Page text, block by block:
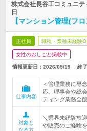
株式会社長谷工コミュニ
日
【マンション管理(フ
正社員 職種・業種未経験
女性のおしごと掲載中
情報更新日：2026/05/19 終
仕事内容
＜管理業務に専
応、理事会や総
ティング業務全
対象と
なる方
＼業界未経験歓
や販売のご経験